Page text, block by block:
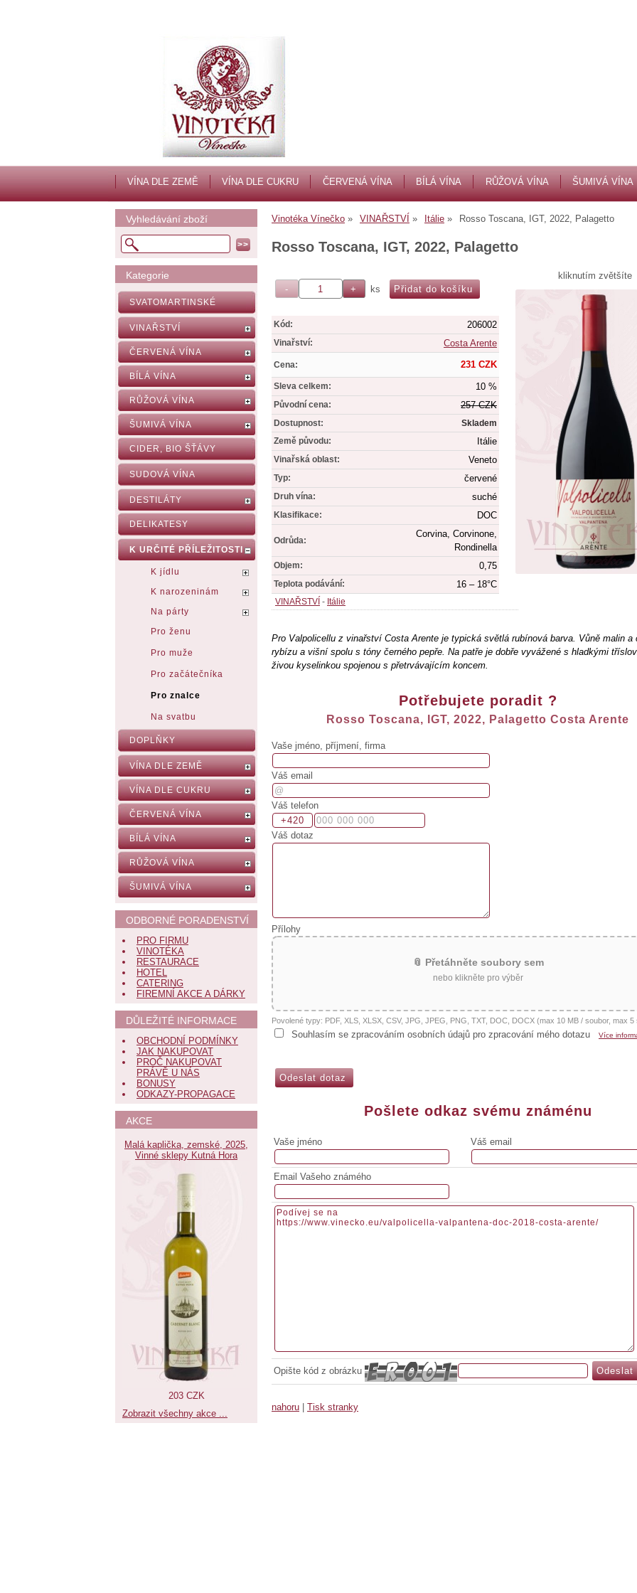
VÍNA DLE ZEMĚ VÍNA DLE CUKRU ČERVENÁ VÍNA BÍLÁ VÍNA RŮŽOVÁ VÍNA ŠUMIVÁ VÍNA
Vinotéka Vínečko VINAŘSTVÍ Itálie Rosso Toscana, IGT, 2022, Palagetto
Rosso Toscana, IGT, 2022, Palagetto
kliknutím zvětšíte
ks
Kód: 206002
Vinařství: Costa Arente
Cena: 231 CZK
Sleva celkem: 10 %
Původní cena: 257 CZK
Dostupnost:
Skladem
Země původu:
Itálie
Vinařská oblast: Veneto
Typ: červené
Druh vína: suché
Klasifikace: DOC
Odrůda:
Corvina, Corvinone,
Rondinella
Objem: 0,75
Teplota podávání: 16 – 18°C
VINAŘSTVÍ - Itálie
Pro Valpolicellu z vinařství Costa Arente je typická světlá rubínová barva. Vůně malin a
rybízu a višní spolu s tóny černého pepře. Na patře je dobře vyvážené s hladkými
živou kyselinkou spojenou s přetrvávajícím koncem.
Potřebujete poradit ?
Rosso Toscana, IGT, 2022, Palagetto Costa Arente
Vaše jméno, příjmení, firma
Váš email
Váš telefon
Váš dotaz
Přílohy
📎 Přetáhněte soubory sem
nebo klikněte pro výběr
Povolené typy: PDF, XLS, XLSX, CSV, JPG, JPEG, PNG, TXT, DOC, DOCX (max 10 MB / soubor, max 5
Souhlasím se zpracováním osobních údajů pro zpracování mého dotazu Více
Pošlete odkaz svému známénu
Vaše jméno Váš email
Email Vašeho známého
Opište kód z obrázku
nahoru Tisk stranky
Vyhledávání zboží
Kategorie
SVATOMARTINSKÉ
VINAŘSTVÍ
ČERVENÁ VÍNA
BÍLÁ VÍNA
RŮŽOVÁ VÍNA
ŠUMIVÁ VÍNA
CIDER, BIO ŠŤÁVY
SUDOVÁ VÍNA
DESTILÁTY
DELIKATESY
K URČITÉ PŘÍLEŽITOSTI
K jídlu
K narozeninám
Na párty
Pro ženu
Pro muže
Pro začátečníka
Pro znalce
Na svatbu
DOPLŇKY
VÍNA DLE ZEMĚ
VÍNA DLE CUKRU
ČERVENÁ VÍNA
BÍLÁ VÍNA
RŮŽOVÁ VÍNA
ŠUMIVÁ VÍNA
ODBORNÉ PORADENSTVÍ
PRO FIRMU
VINOTÉKA
RESTAURACE
HOTEL
CATERING
FIREMNÍ AKCE A DÁRKY
DŮLEŽITÉ INFORMACE
OBCHODNÍ PODMÍNKY
JAK NAKUPOVAT
PROČ NAKUPOVAT
PRÁVĚ U NÁS
BONUSY
ODKAZY-PROPAGACE
AKCE
Malá kaplička, zemské, 2025,
Vinné sklepy Kutná Hora
203 CZK
Zobrazit všechny akce ...